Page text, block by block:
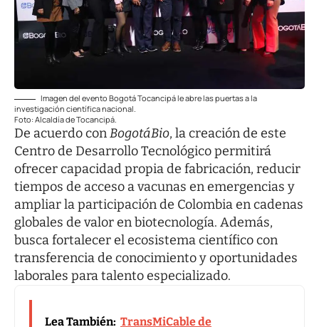
Imagen del evento Bogotá Tocancipá le abre las puertas a la
investigación científica nacional.
Foto: Alcaldía de Tocancipá.
De acuerdo conBogotáBio, la creación de este
Centro de Desarrollo Tecnológico permitirá
ofrecer capacidad propia de fabricación, reducir
tiempos de acceso a vacunas en emergencias y
ampliar la participación de Colombia en cadenas
globales de valor en biotecnología. Además,
busca fortalecer el ecosistema científico con
transferencia de conocimiento y oportunidades
laborales para talento especializado.
Lea También: TransMiCable de